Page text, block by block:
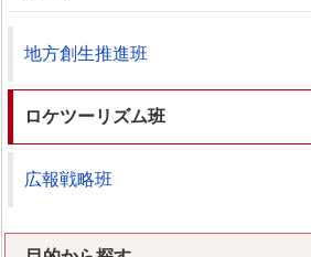
地方創生推進班
ロケツーリズム班
広報戦略班